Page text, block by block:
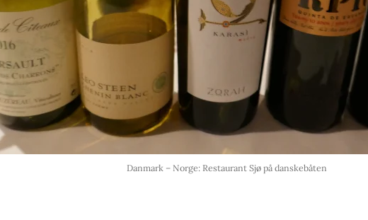
Danmark – Norge: Restaurant Sjø på danskebåten